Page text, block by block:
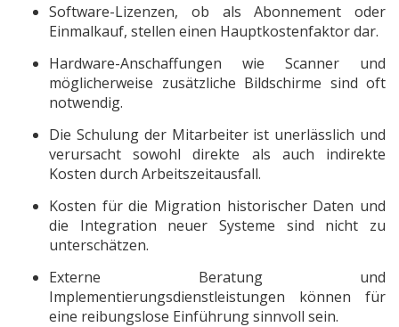
Software-Lizenzen, ob als Abonnement oder
Einmalkauf, stellen einen Hauptkostenfaktor dar.
Hardware-Anschaffungen wie Scanner und
möglicherweise zusätzliche Bildschirme sind oft
notwendig.
Die Schulung der Mitarbeiter ist unerlässlich und
verursacht sowohl direkte als auch indirekte
Kosten durch Arbeitszeitausfall.
Kosten für die Migration historischer Daten und
die Integration neuer Systeme sind nicht zu
unterschätzen.
Externe Beratung und
Implementierungsdienstleistungen können für
eine reibungslose Einführung sinnvoll sein.